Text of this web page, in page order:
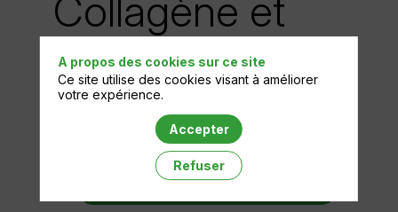
Collagène et
Merchandising
5 oct. 2026|14:00
Collagene
A propos des cookies sur ce site
Ce site utilise des cookies visant à améliorer
votre expérience.
Accepter
Refuser